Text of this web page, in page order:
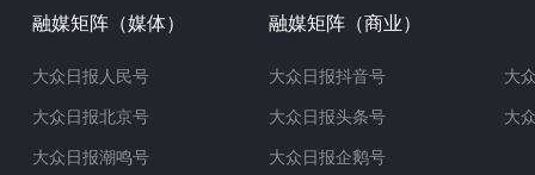
融媒矩阵（媒体）
大众日报人民号
大众日报北京号
大众日报潮鸣号
融媒矩阵（商业）
大众日报抖音号
大众日报头条号
大众日报企鹅号
大
大